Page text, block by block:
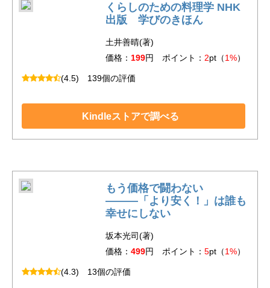
くらしのための料理学 NHK
出版 学びのきほん
土井善晴(著)
価格： 199円 ポイント： 2pt（1%）
(4.5) 139個の評価
Kindleストアで調べる
もう価格で闘わない
―――「より安く！」は誰も
幸せにしない
坂本光司(著)
価格： 499円 ポイント： 5pt（1%）
(4.3) 13個の評価